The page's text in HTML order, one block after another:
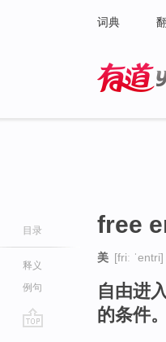
词典
目录
释义
例句
free
美 [friː ˈentri]
自由进
的条件。